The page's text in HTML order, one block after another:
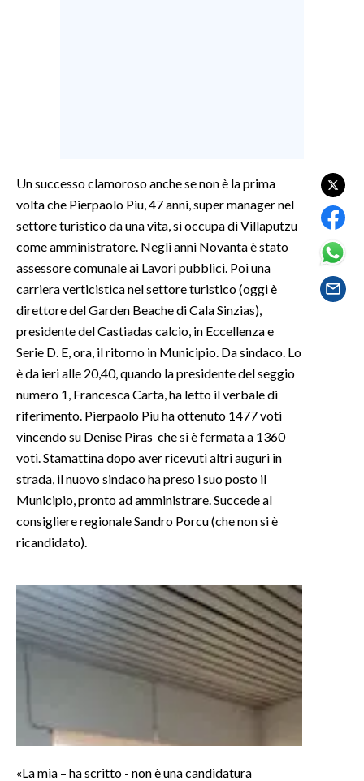
GOSSIP
SALUTE
SARDEGNA TURISMO
SARDI NEL MONDO
NOTIZIE
EVENTI
#CARAUNIONE
3 MINUTI CON
INSULARITÀ
ANNUNCI
NECROLOGI
Un successo clamoroso anche se non è la prima
volta che Pierpaolo Piu, 47 anni, super manager nel
settore turistico da una vita, si occupa di Villaputzu
come amministratore. Negli anni Novanta è stato
assessore comunale ai Lavori pubblici. Poi una
carriera verticistica nel settore turistico (oggi è
direttore del Garden Beache di Cala Sinzias),
presidente del Castiadas calcio, in Eccellenza e
Serie D. E, ora, il ritorno in Municipio. Da sindaco. Lo
è da ieri alle 20,40, quando la presidente del seggio
numero 1, Francesca Carta, ha letto il verbale di
riferimento. Pierpaolo Piu ha ottenuto 1477 voti
vincendo su Denise Piras che si è fermata a 1360
voti. Stamattina dopo aver ricevuti altri auguri in
strada, il nuovo sindaco ha preso i suo posto il
Municipio, pronto ad amministrare. Succede al
consigliere regionale Sandro Porcu (che non si è
ricandidato).
«La mia – ha scritto - non è una candidatura